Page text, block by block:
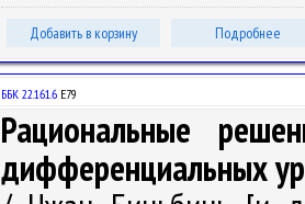
Добавить в корзину Подробнее
ББК 22.161.6 Е79
Рациональные
дифференциальных